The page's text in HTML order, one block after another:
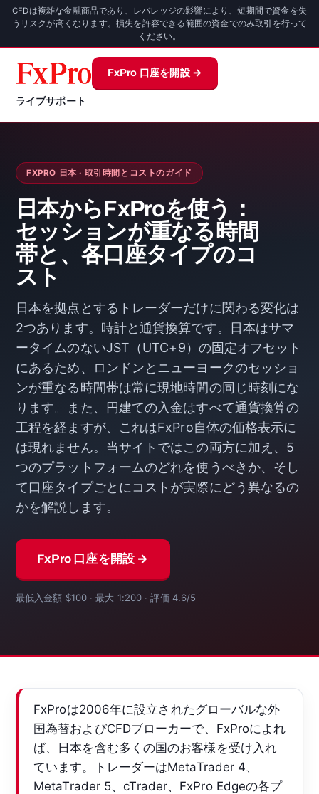
CFDは複雑な金融商品であり、レバレッジの影響により、短期間で資金を失
うリスクが高くなります。損失を許容できる範囲の資金でのみ取引を行って
ください。
ライブサポート
FxPro 口座を開設 →
FXPRO 日本 · 取引時間とコストのガイド
日本からFxProを使う：
セッションが重なる時間
帯と、各口座タイプのコ
スト
日本を拠点とするトレーダーだけに関わる変化は
2つあります。時計と通貨換算です。日本はサマ
ータイムのないJST（UTC+9）の固定オフセット
にあるため、ロンドンとニューヨークのセッショ
ンが重なる時間帯は常に現地時間の同じ時刻にな
ります。また、円建ての入金はすべて通貨換算の
工程を経ますが、これはFxPro自体の価格表示に
は現れません。当サイトではこの両方に加え、5
つのプラットフォームのどれを使うべきか、そし
て口座タイプごとにコストが実際にどう異なるの
かを解説します。
FxPro 口座を開設 →
最低入金額 $100 · 最大 1:200 · 評価 4.6/5
FxProは2006年に設立されたグローバルな外
国為替およびCFDブローカーで、FxProによれ
ば、日本を含む多くの国のお客様を受け入れ
ています。トレーダーはMetaTrader 4、
MetaTrader 5、cTrader、FxPro Edgeの各プ